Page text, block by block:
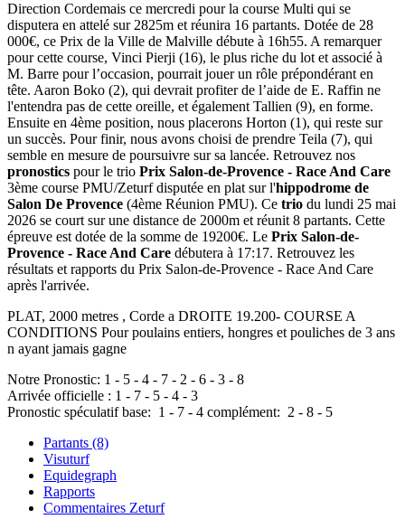
Direction Cordemais ce mercredi pour la course Multi qui se
disputera en attelé sur 2825m et réunira 16 partants. Dotée de 28
000€, ce Prix de la Ville de Malville débute à 16h55. A remarquer
pour cette course, Vinci Pierji (16), le plus riche du lot et associé à
M. Barre pour l’occasion, pourrait jouer un rôle prépondérant en
tête. Aaron Boko (2), qui devrait profiter de l’aide de E. Raffin ne
l'entendra pas de cette oreille, et également Tallien (9), en forme.
Ensuite en 4ème position, nous placerons Horton (1), qui reste sur
un succès. Pour finir, nous avons choisi de prendre Teila (7), qui
semble en mesure de poursuivre sur sa lancée. Retrouvez nos
pronostics pour le trio Prix Salon-de-Provence - Race And Care
3ème course PMU/Zeturf disputée en plat sur l'hippodrome de
Salon De Provence (4ème Réunion PMU). Ce trio du lundi 25 mai
2026 se court sur une distance de 2000m et réunit 8 partants. Cette
épreuve est dotée de la somme de 19200€. Le Prix Salon-de-
Provence - Race And Care débutera à 17:17. Retrouvez les
résultats et rapports du Prix Salon-de-Provence - Race And Care
après l'arrivée.
PLAT, 2000 metres , Corde a DROITE 19.200- COURSE A
CONDITIONS Pour poulains entiers, hongres et pouliches de 3 ans
n ayant jamais gagne
Notre Pronostic: 1 - 5 - 4 - 7 - 2 - 6 - 3 - 8
Arrivée officielle : 1 - 7 - 5 - 4 - 3
Pronostic spéculatif base: 1 - 7 - 4 complément: 2 - 8 - 5
Partants (8)
Visuturf
Equidegraph
Rapports
Commentaires Zeturf